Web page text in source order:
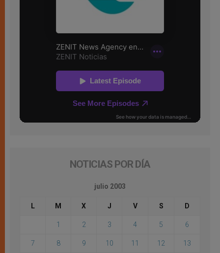
NOTICIAS POR DÍA
julio 2003
L M X J V S D
1 2 3 4 5 6
7 8 9 10 11 12 13